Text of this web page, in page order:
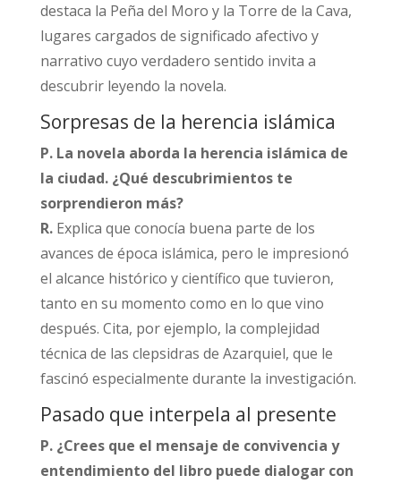
destaca la Peña del Moro y la Torre de la Cava,
lugares cargados de significado afectivo y
narrativo cuyo verdadero sentido invita a
descubrir leyendo la novela.​
Sorpresas de la herencia islámica
P. La novela aborda la herencia islámica de
la ciudad. ¿Qué descubrimientos te
sorprendieron más?
R.Explica que conocía buena parte de los
avances de época islámica, pero le impresionó
el alcance histórico y científico que tuvieron,
tanto en su momento como en lo que vino
después. Cita, por ejemplo, la complejidad
técnica de las clepsidras de Azarquiel, que le
fascinó especialmente durante la investigación.​
Pasado que interpela al presente
P. ¿Crees que el mensaje de convivencia y
entendimiento del libro puede dialogar con